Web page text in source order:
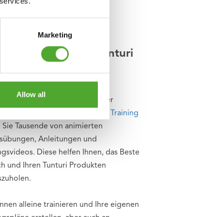
Marketing
Allow all
kostenloser Tunturi
Sie nach Hilfe, Inspiration oder
Tunturi Training
Tausende von animierten
Anleitungen und
Diese helfen Ihnen, das Beste
und Ihren Tunturi Produkten
alleine trainieren und Ihre eigenen